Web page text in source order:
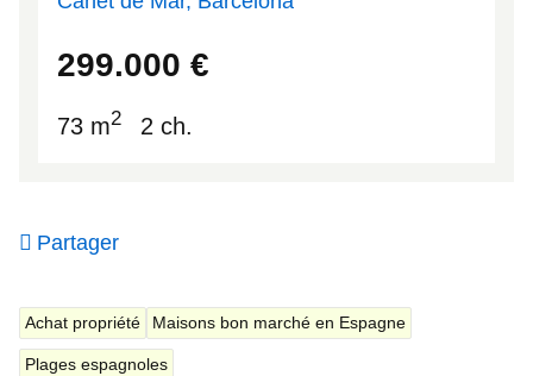
299.000 €
73 m2 2 ch.
Partager
Achat propriété Maisons bon marché en Espagne
Plages espagnoles